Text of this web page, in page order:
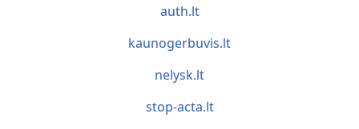
auth.lt
kaunogerbuvis.lt
nelysk.lt
stop-acta.lt